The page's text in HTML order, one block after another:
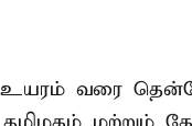
உயரம் வரை